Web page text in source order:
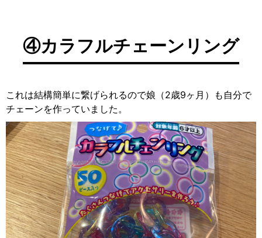
④カラフルチェーンリング
これは結構簡単に繋げられるので娘（2歳9ヶ月）も自分で
チェーンを作っていました。